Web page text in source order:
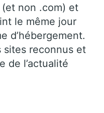
(et non .com) et
le même jour
d’hébergement.
sites reconnus et
de l’actualité